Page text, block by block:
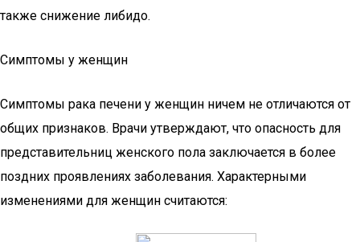
также снижение либидо.
Симптомы у женщин
Симптомы рака печени у женщин ничем не отличаются от
общих признаков. Врачи утверждают, что опасность для
представительниц женского пола заключается в более
поздних проявлениях заболевания. Характерными
изменениями для женщин считаются: